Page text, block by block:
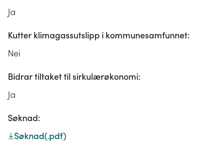
Ja
Kutter klimagassutslipp i kommunesamfunnet:
Nei
Bidrar tiltaket til sirkulærøkonomi:
Ja
Søknad:
Søknad(.pdf)